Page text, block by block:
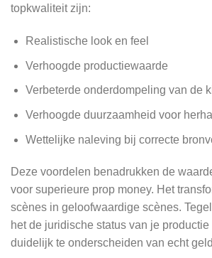
topkwaliteit zijn:
Realistische look en feel
Verhoogde productiewaarde
Verbeterde onderdompeling van de
Verhoogde duurzaamheid voor
Wettelijke naleving bij correcte
Deze voordelen benadrukken de
voor superieure prop money. Het
scènes in geloofwaardige scènes.
het de juridische status van je productie
duidelijk te onderscheiden van echt